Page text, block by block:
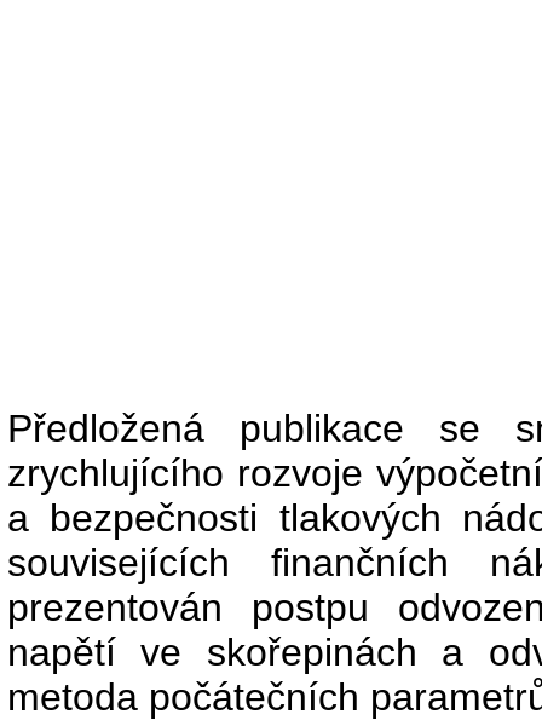
Předložená publikace se
zrychlujícího rozvoje
a bezpečnosti tlakových
souvisejících finančních
prezentován postpu
napětí ve skořepinách a
metoda počátečních